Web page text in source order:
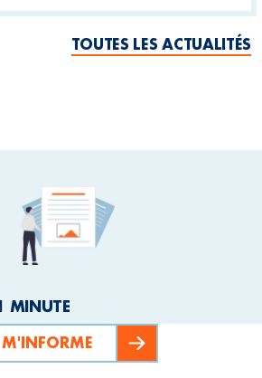
TOUTES LES ACTUALITÉS
MINUTE
M'INFORME